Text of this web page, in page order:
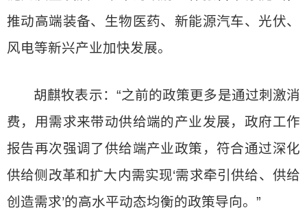
推动高端装备、生物医药、新能源汽车、光伏、
风电等新兴产业加快发展。
胡麒牧表示：“之前的政策更多是通过刺激消
费，用需求来带动供给端的产业发展，政府工作
报告再次强调了供给端产业政策，符合通过深化
供给侧改革和扩大内需实现‘需求牵引供给、供给
创造需求’的高水平动态均衡的政策导向。”